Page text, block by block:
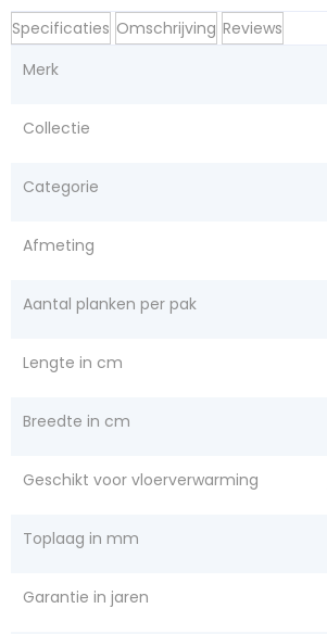
Specificaties Omschrijving Reviews
Merk
Collectie
Categorie
Afmeting
Aantal planken per pak
Lengte in cm
Breedte in cm
Geschikt voor vloerverwarming
Toplaag in mm
Garantie in jaren